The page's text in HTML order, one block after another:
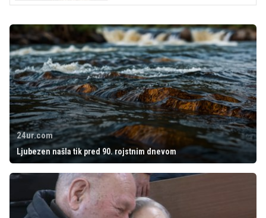
24ur.com
Ljubezen našla tik pred 90. rojstnim dnevom